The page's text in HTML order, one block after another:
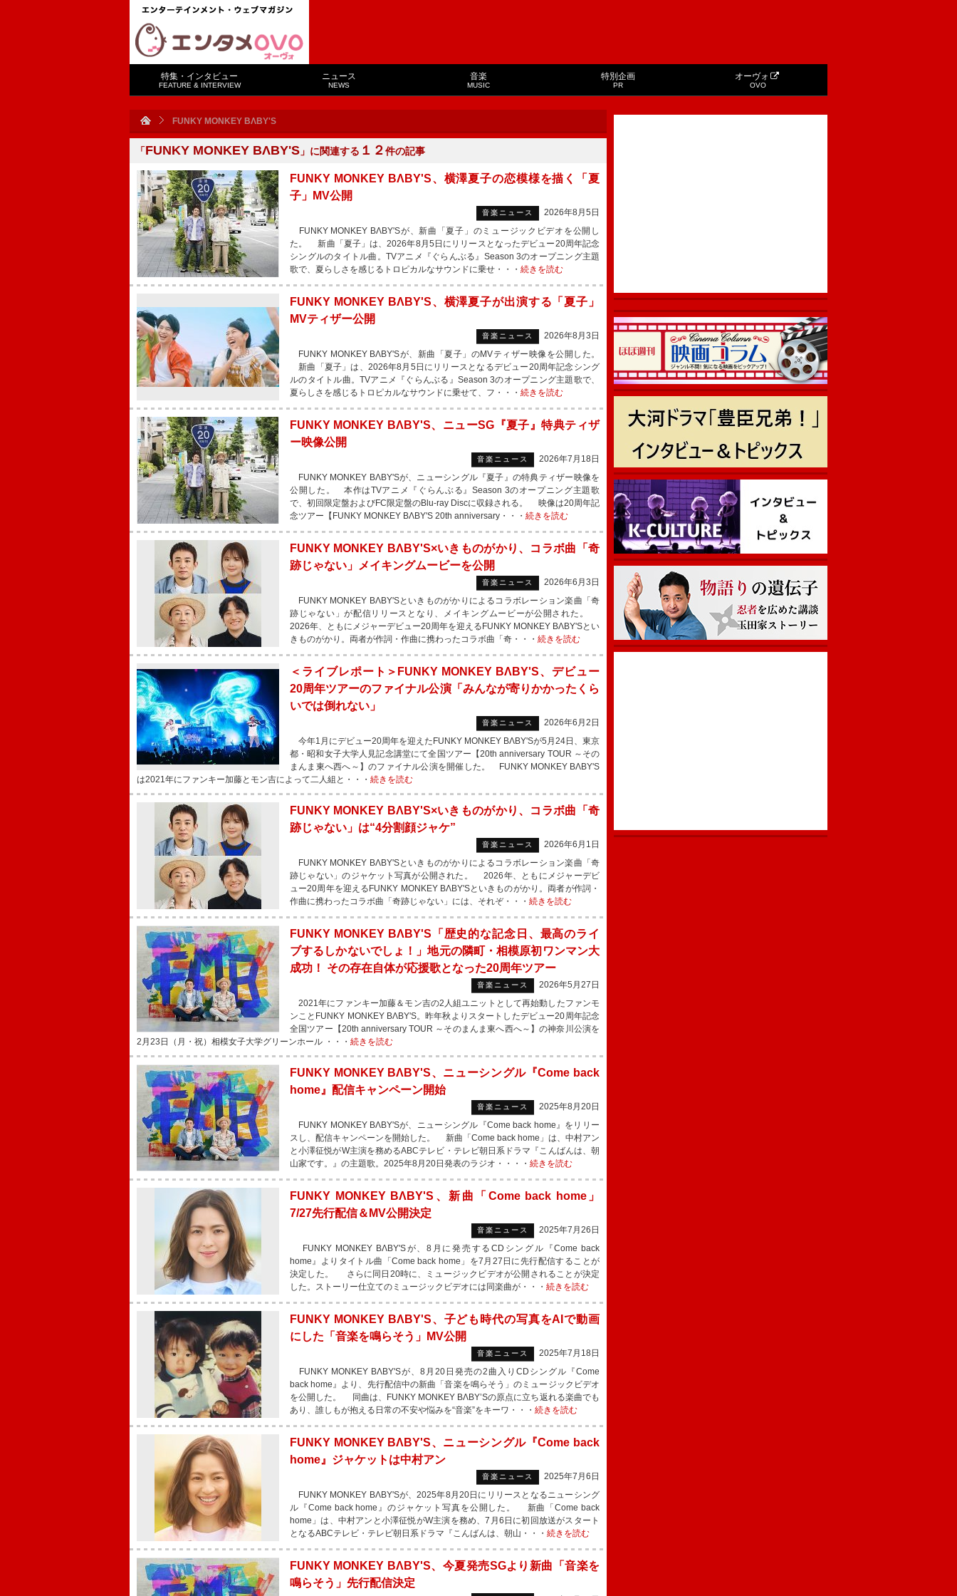
特集・インタビュー
FEATURE & INTERVIEW
ニュース
NEWS
音楽
MUSIC
特別企画
PR
オーヴォ
OVO
FUNKY MONKEY BΛBY'S
「FUNKY MONKEY BΛBY'S 」に関連する １２件の記事
FUNKY MONKEY BΛBY'S、横澤夏子の恋模様を描く「夏
子」MV公開
音楽ニュース
2026年8月5日
FUNKY MONKEY BΛBY'Sが、新曲「夏子」のミュージックビデオを公開し
た。 新曲「夏子」は、2026年8月5日にリリースとなったデビュー20周年記念
シングルのタイトル曲。TVアニメ『ぐらんぶる』Season 3のオープニング主題
歌で、夏らしさを感じるトロピカルなサウンドに乗せ・・・ 続きを読む
FUNKY MONKEY BΛBY'S、横澤夏子が出演する「夏子」
MVティザー公開
音楽ニュース
2026年8月3日
FUNKY MONKEY BΛBY'Sが、新曲「夏子」のMVティザー映像を公開した。
新曲「夏子」は、2026年8月5日にリリースとなるデビュー20周年記念シング
ルのタイトル曲。TVアニメ『ぐらんぶる』Season 3のオープニング主題歌で、
夏らしさを感じるトロピカルなサウンドに乗せて、フ・・・ 続きを読む
FUNKY MONKEY BΛBY'S、ニューSG『夏子』特典ティザ
ー映像公開
音楽ニュース
2026年7月18日
FUNKY MONKEY BΛBY'Sが、ニューシングル『夏子』の特典ティザー映像を
公開した。 本作はTVアニメ『ぐらんぶる』Season 3のオープニング主題歌
で、初回限定盤およびFC限定盤のBlu-ray Discに収録される。 映像は20周年記
念ツアー【FUNKY MONKEY BΛBY'S 20th anniversary・・・ 続きを読む
FUNKY MONKEY BΛBY'S×いきものがかり、コラボ曲「奇
跡じゃない」メイキングムービーを公開
音楽ニュース
2026年6月3日
FUNKY MONKEY BΛBY'Sといきものがかりによるコラボレーション楽曲「奇
跡じゃない」が配信リリースとなり、メイキングムービーが公開された。
2026年、ともにメジャーデビュー20周年を迎えるFUNKY MONKEY BΛBY'Sとい
きものがかり。両者が作詞・作曲に携わったコラボ曲「奇・・・ 続きを読む
＜ライブレポート＞FUNKY MONKEY BΛBY'S、デビュー
20周年ツアーのファイナル公演「みんなが寄りかかったくら
いでは倒れない」
音楽ニュース
2026年6月2日
今年1月にデビュー20周年を迎えたFUNKY MONKEY BΛBY'Sが5月24日、東京
都・昭和女子大学人見記念講堂にて全国ツアー【20th anniversary TOUR ～その
まんま東へ西へ～】のファイナル公演を開催した。 FUNKY MONKEY BΛBY'S
は2021年にファンキー加藤とモン吉によって二人組と・・・ 続きを読む
FUNKY MONKEY BΛBY'S×いきものがかり、コラボ曲「奇
跡じゃない」は“4分割顔ジャケ”
音楽ニュース
2026年6月1日
FUNKY MONKEY BΛBY'Sといきものがかりによるコラボレーション楽曲「奇
跡じゃない」のジャケット写真が公開された。 2026年、ともにメジャーデビ
ュー20周年を迎えるFUNKY MONKEY BΛBY'Sといきものがかり。両者が作詞・
作曲に携わったコラボ曲「奇跡じゃない」には、それぞ・・・ 続きを読む
FUNKY MONKEY BΛBY'S「歴史的な記念日、最高のライ
ブするしかないでしょ！」地元の隣町・相模原初ワンマン大
成功！ その存在自体が応援歌となった20周年ツアー
音楽ニュース
2026年5月27日
2021年にファンキー加藤＆モン吉の2人組ユニットとして再始動したファンモ
ンことFUNKY MONKEY BΛBY'S。昨年秋よりスタートしたデビュー20周年記念
全国ツアー【20th anniversary TOUR ～そのまんま東へ西へ～】の神奈川公演を
2月23日（月・祝）相模女子大学グリーンホール ・・・ 続きを読む
FUNKY MONKEY BΛBY'S、ニューシングル『Come back
home』配信キャンペーン開始
音楽ニュース
2025年8月20日
FUNKY MONKEY BΛBY'Sが、ニューシングル『Come back home』をリリー
スし、配信キャンペーンを開始した。 新曲「Come back home」は、中村アン
と小澤征悦がW主演を務めるABCテレビ・テレビ朝日系ドラマ『こんばんは、朝
山家です。』の主題歌。2025年8月20日発表のラジオ・・・・ 続きを読む
FUNKY MONKEY BΛBY'S、新曲「Come back home」
7/27先行配信＆MV公開決定
音楽ニュース
2025年7月26日
FUNKY MONKEY BΛBY'Sが、8月に発売するCDシングル『Come back
home』よりタイトル曲「Come back home」を7月27日に先行配信することが
決定した。 さらに同日20時に、ミュージックビデオが公開されることが決定
した。ストーリー仕立てのミュージックビデオには同楽曲が・・・ 続きを読む
FUNKY MONKEY BΛBY'S、子ども時代の写真をAIで動画
にした「音楽を鳴らそう」MV公開
音楽ニュース
2025年7月18日
FUNKY MONKEY BΛBY'Sが、8月20日発売の2曲入りCDシングル『Come
back home』より、先行配信中の新曲「音楽を鳴らそう」のミュージックビデオ
を公開した。 同曲は、FUNKY MONKEY BΛBY’Sの原点に立ち返れる楽曲でも
あり、誰しもが抱える日常の不安や悩みを“音楽”をキーワ・・・ 続きを読む
FUNKY MONKEY BΛBY'S、ニューシングル『Come back
home』ジャケットは中村アン
音楽ニュース
2025年7月6日
FUNKY MONKEY BΛBY'Sが、2025年8月20日にリリースとなるニューシング
ル『Come back home』のジャケット写真を公開した。 新曲「Come back
home」は、中村アンと小澤征悦がW主演を務め、7月6日に初回放送がスタート
となるABCテレビ・テレビ朝日系ドラマ『こんばんは、朝山・・・ 続きを読む
FUNKY MONKEY BΛBY'S、今夏発売SGより新曲「音楽を
鳴らそう」先行配信決定